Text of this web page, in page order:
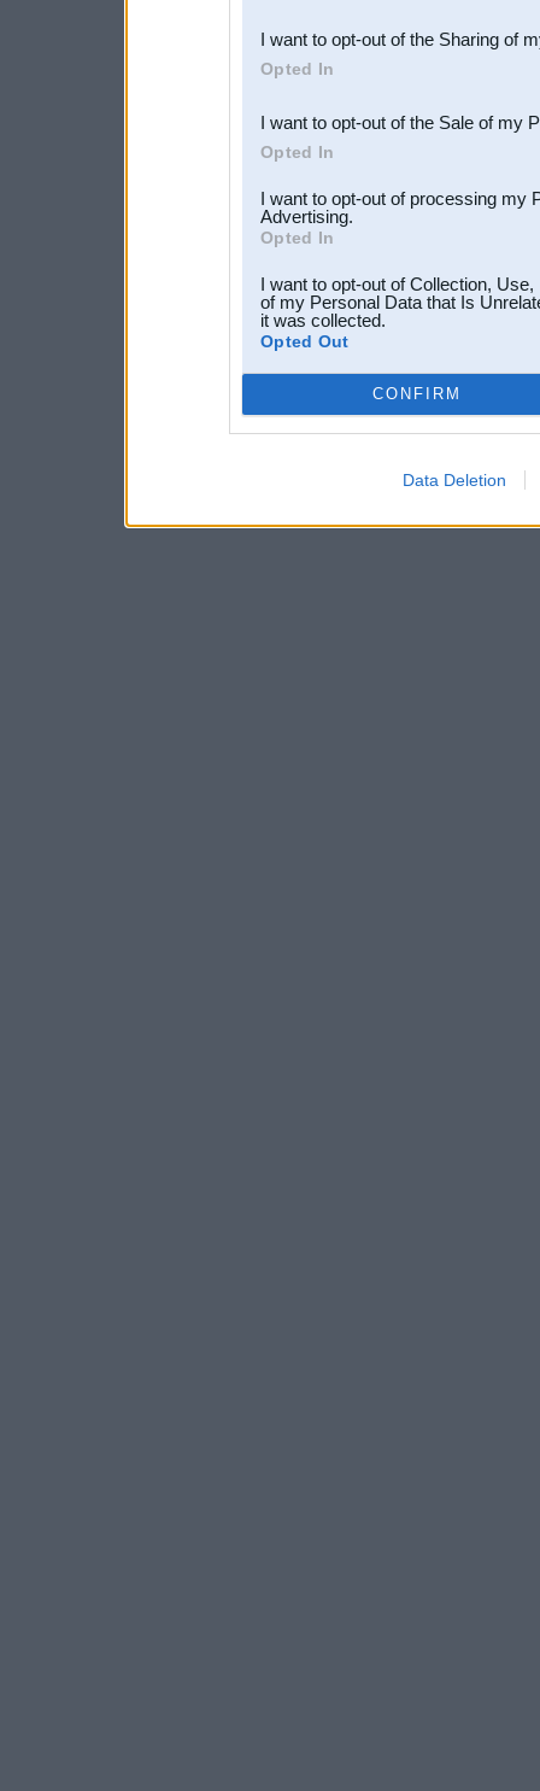
Downstream Participants
third parties.
I want to opt-out of the Sharing of
Opted In
I want to opt-out of the Sale of my
Opted In
I want to opt-out of processing my
Advertising.
Opted In
I want to opt-out of Collection,
of my Personal Data that Is
it was collected.
Opted Out
CONFIRM
Data Deletion